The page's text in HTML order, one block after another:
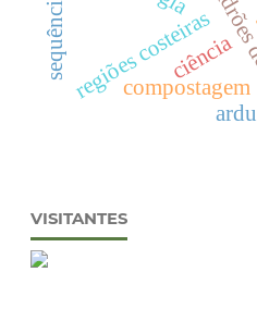
regiões costeiras
compostagem
ciência
VISITANTES